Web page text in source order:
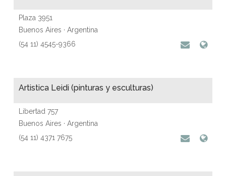
Plaza 3951
Buenos Aires · Argentina
(54 11) 4545-9366
Artistica Leidi (pinturas y esculturas)
Libertad 757
Buenos Aires · Argentina
(54 11) 4371 7675